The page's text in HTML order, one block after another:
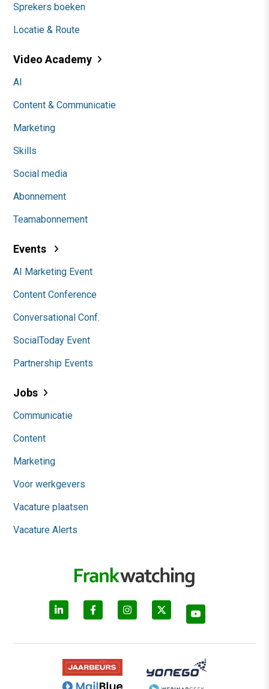
Sprekers boeken
Locatie & Route
Video Academy
AI
Content & Communicatie
Marketing
Skills
Social media
Abonnement
Teamabonnement
Events
AI Marketing Event
Content Conference
Conversational Conf.
SocialToday Event
Partnership Events
Jobs
Communicatie
Content
Marketing
Voor werkgevers
Vacature plaatsen
Vacature Alerts